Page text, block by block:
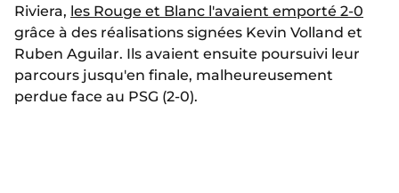
Riviera, les Rouge et Blanc l'avaient emporté 2-0
grâce à des réalisations signées Kevin Volland et
Ruben Aguilar. Ils avaient ensuite poursuivi leur
parcours jusqu'en finale, malheureusement
perdue face au PSG (2-0).